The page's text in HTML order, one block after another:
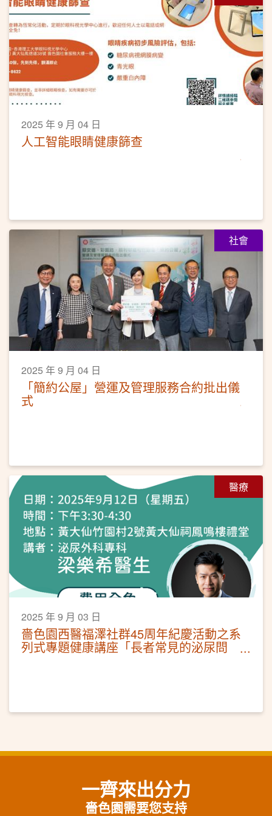
2025 年 9 月 04 日
人工智能眼睛健康篩查
社會
2025 年 9 月 04 日
「簡約公屋」營運及管理服務合約批出儀
式
醫療
2025 年 9 月 03 日
嗇色園西醫福澤社群45周年紀慶活動之系
列式專題健康講座「長者常見的泌尿問
一齊來出分力
嗇色園需要您支持